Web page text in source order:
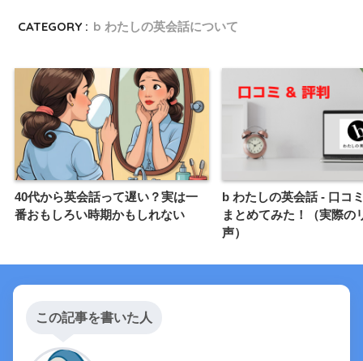
CATEGORY : b わたしの英会話について
40代から英会話って遅い？実は一
番おもしろい時期かもしれない
b わたしの英会話 - 口コ
まとめてみた！（実際の
声）
この記事を書いた人